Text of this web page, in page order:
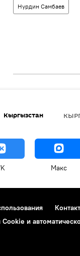
Нурдин Самбаев
Кыргызстан
Макс
и